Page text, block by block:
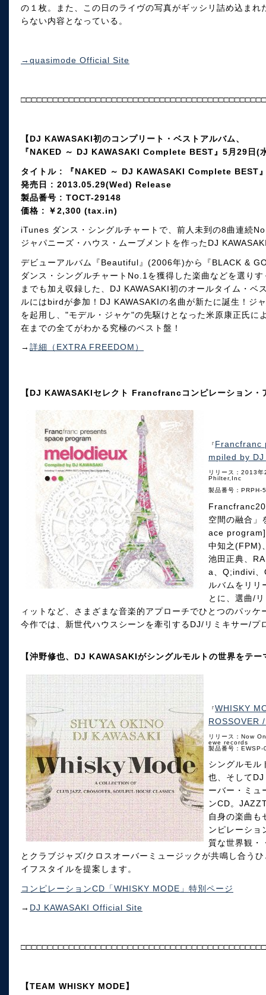
の１枚。また、この日のライヴの写真がギッシリ詰め込ま
らない内容となっている。
→quasimode Official Site
【DJ KAWASAKI初のコンプリート・ベストアルバム、
『NAKED ～ DJ KAWASAKI Complete BEST』5月29日(
タイトル : 『NAKED ～ DJ KAWASAKI Complete BEST
発売日 : 2013.05.29(Wed) Release
製品番号 : TOCT-29148
価格 : ￥2,300 (tax.in)
iTunes ダンス・シングルチャートで、前人未到の8曲連続
ジャパニーズ・ハウス・ムーブメントを作ったDJ
デビューアルバム『Beautiful』(2006年)から『BLACK &
ダンス・シングルチャートNo.1を獲得した楽曲などを選り
までも加え収録した、DJ KAWASAKI初のオールタイム・ベ
ルにはbirdが参加！DJ KAWASAKIの名曲が新たに誕生！ジ
を起用し、"モデル・ジャケ"の先駆けとなった米原康正氏に
在までの全てがわかる究極のベスト盤！
→ 詳細（EXTRA FREEDOM）
【DJ KAWASAKIセレクト Francfrancコンピレーション・
『 Francfranc
mpiled by DJ
リリース：2013年
Philter,Inc
製品番号：PRPH-
空間の融合」
ace program]
中知之(FPM)
池田正典、
a、Q;indivi、
ルバムをリリ
とに、選曲/
ィットなど、さまざまな音楽的アプローチでひとつのパッ
今作では、新世代ハウスシーンを牽引するDJ/リミキサー/
【沖野修也、DJ KAWASAKIがシングルモルトの世界をテ
『WHISKY
ROSSOVER
リリース：Now
ewe records
製品番号：
シングルモル
也、そして
ーバー・ミュ
ンCD。
自身の楽曲も
ンピレーショ
質な世界観・
とクラブジャズ/クロスオーバーミュージックが共鳴し合う
イフスタイルを提案します。
コンピレーションCD「WHISKY MODE」特別ページ
→ DJ KAWASAKI Official Site
【TEAM WHISKY MODE】